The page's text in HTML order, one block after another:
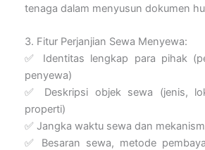
tenaga dalam menyusun dokumen
3. Fitur Perjanjian Sewa Menyewa:
✅ Identitas lengkap para pihak
penyewa)
✅ Deskripsi objek sewa (jenis,
properti)
✅ Jangka waktu sewa dan
✅ Besaran sewa, metode